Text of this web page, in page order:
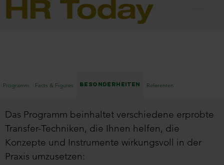
Programm Facts & Figures Besonderheiten Referenten
Das Programm beinhaltet verschiedene erprobte
Transfer-Techniken, die Ihnen helfen, die
Konzepte und Instrumente wirkungsvoll in der
Praxis umzusetzen: